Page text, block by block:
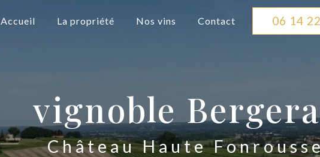
Accueil La propriété Nos vins Contact 06 14
vignoble
Château Haute